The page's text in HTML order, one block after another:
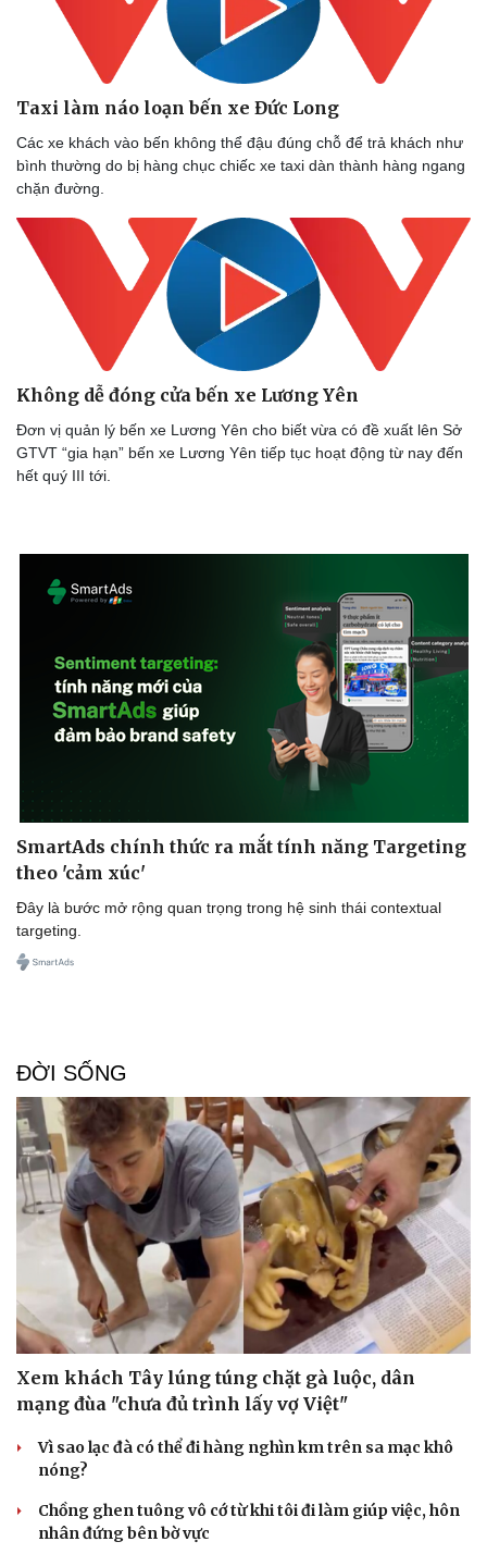
Bóng đá
Thế giới thể thao
Ô tô
Taxi làm náo loạn bến xe Đức Long
Các xe khách vào bến không thể đậu đúng chỗ để trả khách như
bình thường do bị hàng chục chiếc xe taxi dàn thành hàng ngang
chặn đường.
Không dễ đóng cửa bến xe Lương Yên
Đơn vị quản lý bến xe Lương Yên cho biết vừa có đề xuất lên Sở
GTVT “gia hạn” bến xe Lương Yên tiếp tục hoạt động từ nay đến
hết quý III tới.
SmartAds chính thức ra mắt tính năng Targeting
theo 'cảm xúc'
Đây là bước mở rộng quan trọng trong hệ sinh thái contextual
targeting.
ĐỜI SỐNG
Xem khách Tây lúng túng chặt gà luộc, dân
mạng đùa "chưa đủ trình lấy vợ Việt"
Vì sao lạc đà có thể đi hàng nghìn km trên sa mạc khô
nóng?
Chồng ghen tuông vô cớ từ khi tôi đi làm giúp việc, hôn
nhân đứng bên bờ vực